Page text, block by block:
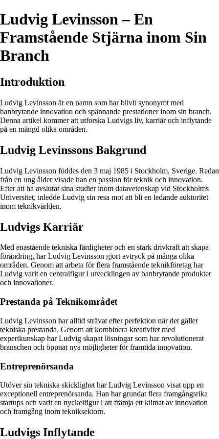
Ludvig Levinsson – En
Framstående Stjärna inom Sin
Branch
Introduktion
Ludvig Levinsson är en namn som har blivit synonymt med
banbrytande innovation och spännande prestationer inom sin branch.
Denna artikel kommer att utforska Ludvigs liv, karriär och inflytande
på en mängd olika områden.
Ludvig Levinssons Bakgrund
Ludvig Levinsson föddes den 3 maj 1985 i Stockholm, Sverige. Redan
från en ung ålder visade han en passion för teknik och innovation.
Efter att ha avslutat sina studier inom datavetenskap vid Stockholms
Universitet, inledde Ludvig sin resa mot att bli en ledande auktoritet
inom teknikvärlden.
Ludvigs Karriär
Med enastående tekniska färdigheter och en stark drivkraft att skapa
förändring, har Ludvig Levinsson gjort avtryck på många olika
områden. Genom att arbeta för flera framstående teknikföretag har
Ludvig varit en centralfigur i utvecklingen av banbrytande produkter
och innovationer.
Prestanda på Teknikområdet
Ludvig Levinsson har alltid strävat efter perfektion när det gäller
tekniska prestanda. Genom att kombinera kreativitet med
expertkunskap har Ludvig skapat lösningar som har revolutionerat
branschen och öppnat nya möjligheter för framtida innovation.
Entreprenörsanda
Utöver sin tekniska skicklighet har Ludvig Levinsson visat upp en
exceptionell entreprenörsanda. Han har grundat flera framgångsrika
startups och varit en nyckelfigur i att främja ett klimat av innovation
och framgång inom tekniksektorn.
Ludvigs Inflytande